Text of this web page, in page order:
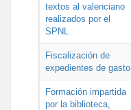
textos al valenciano
realizados por el
SPNL
Fiscalización de
expedientes de gasto
Formación impartida
por la biblioteca,